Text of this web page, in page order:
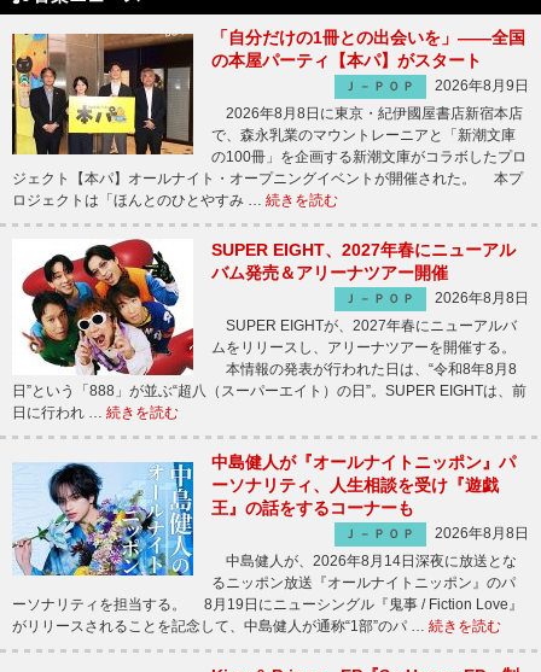
「自分だけの1冊との出会いを」――全国
の本屋パーティ【本パ】がスタート
Ｊ－ＰＯＰ
2026年8月9日
2026年8月8日に東京・紀伊國屋書店新宿本店
で、森永乳業のマウントレーニアと「新潮文庫
の100冊」を企画する新潮文庫がコラボしたプロ
ジェクト【本パ】オールナイト・オープニングイベントが開催された。 本プ
ロジェクトは「ほんとのひとやすみ … 続きを読む
SUPER EIGHT、2027年春にニューアル
バム発売＆アリーナツアー開催
Ｊ－ＰＯＰ
2026年8月8日
SUPER EIGHTが、2027年春にニューアルバ
ムをリリースし、アリーナツアーを開催する。
本情報の発表が行われた日は、“令和8年8月8
日”という「888」が並ぶ“超八（スーパーエイト）の日”。SUPER EIGHTは、前
日に行われ … 続きを読む
中島健人が『オールナイトニッポン』パ
ーソナリティ、人生相談を受け『遊戯
王』の話をするコーナーも
Ｊ－ＰＯＰ
2026年8月8日
中島健人が、2026年8月14日深夜に放送とな
るニッポン放送『オールナイトニッポン』のパ
ーソナリティを担当する。 8月19日にニューシングル『鬼事 / Fiction Love』
がリリースされることを記念して、中島健人が通称“1部”のパ … 続きを読む